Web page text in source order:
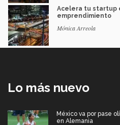
Acelera tu startup
emprendimiento
Mónica Arreola
Lo más nuevo
México va por pase
en Alemania